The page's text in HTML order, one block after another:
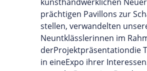
prächtigen Pavillons zur
stellen, verwandelten
Neuntklässlerinnen im
derProjektpräsentationdie
in eineExpo ihrer